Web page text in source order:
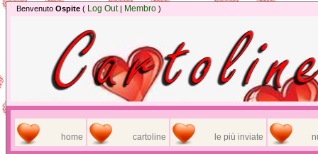
Benvenuto Ospite ( Log Out| Membro )
home cartoline le più inviate